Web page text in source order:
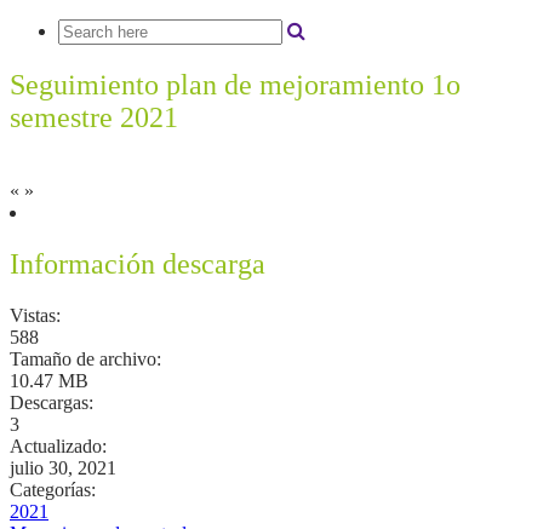
Seguimiento plan de mejoramiento 1o
semestre 2021
« »
Información descarga
Vistas:
588
Tamaño de archivo:
10.47 MB
Descargas:
3
Actualizado:
julio 30, 2021
Categorías:
2021